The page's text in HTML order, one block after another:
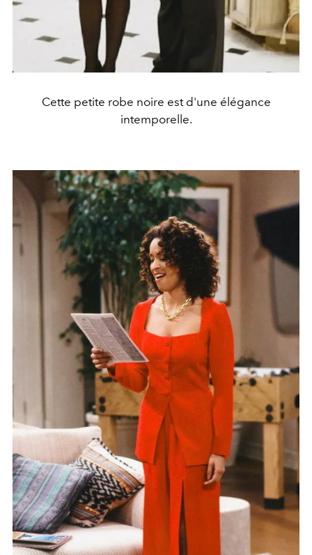
Cette petite robe noire est d'une élégance
intemporelle.